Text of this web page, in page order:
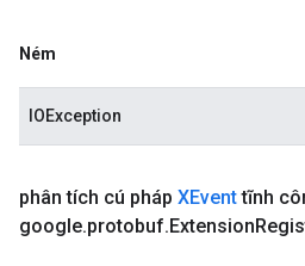
Ném
IOException
phân tích cú pháp XEventtĩnh
google.protobuf.Extension